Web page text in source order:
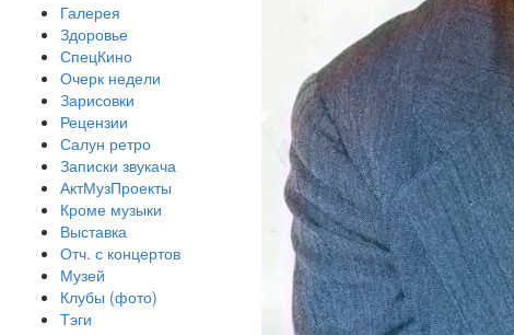
Галерея
Здоровье
СпецКино
Очерк недели
Зарисовки
Рецензии
Салун ретро
Записки звукача
АктМузПроекты
Кроме музыки
Выставка
Отч. с концертов
Музей
Клубы (фото)
Тэги